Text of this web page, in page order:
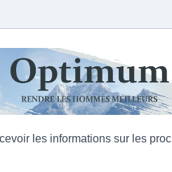
les informations sur les